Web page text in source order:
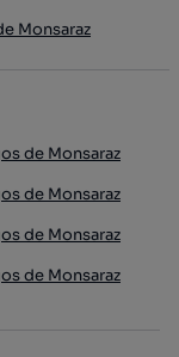
Monsaraz
de Monsaraz
de Monsaraz
de Monsaraz
de Monsaraz